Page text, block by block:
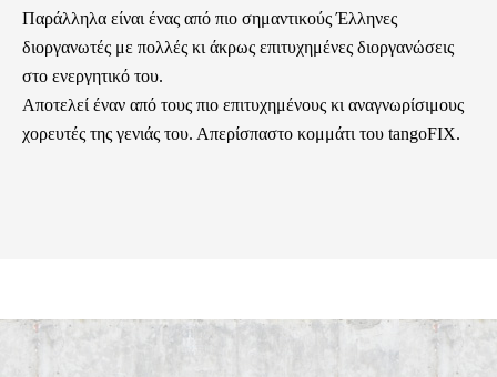
Παράλληλα είναι ένας από πιο σημαντικούς Έλληνες
διοργανωτές με πολλές κι άκρως επιτυχημένες διοργανώσεις
στο ενεργητικό του.
Αποτελεί έναν από τους πιο επιτυχημένους κι αναγνωρίσιμους
χορευτές της γενιάς του. Απερίσπαστο κομμάτι του tangoFIX.